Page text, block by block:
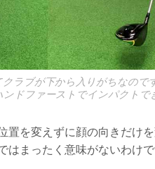
ラブが下から入りがちなので
ドファーストでインパクト
置を変えずに顔の向きだけ
まったく意味がないわけで